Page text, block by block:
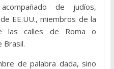
de judíos,
EE.UU., miembros de la
las calles de Roma o
Brasil.
de palabra dada, sino